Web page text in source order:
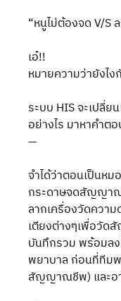
“หนูไม่ต้องจด V/S
เอ๋!!
หมายความว่ายังไง
ระบบ HIS จะเปลี่ย
อย่างไร มาหาคำต
—
จำได้ว่าตอนเป็นห
กระดาษจดสัญญา
ลากเครื่องวัดควา
เตียงต่างๆเพื่อวั
บันทึกรวม พร้อมล
พยาบาล ก่อนที่ทีม
สัญญาณชีพ) และอ